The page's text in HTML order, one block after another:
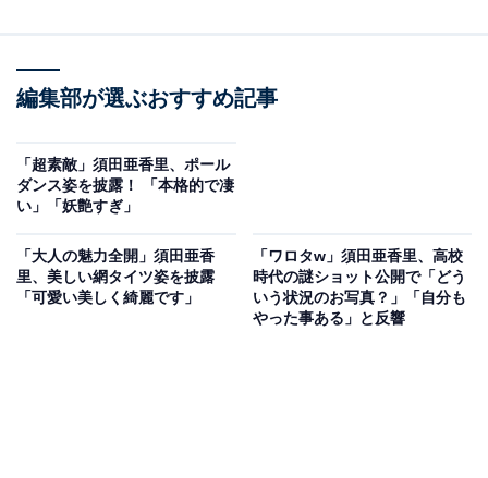
編集部が選ぶおすすめ記事
「超素敵」須田亜香里、ポール
ダンス姿を披露！ 「本格的で凄
い」「妖艶すぎ」
「大人の魅力全開」須田亜香
里、美しい網タイツ姿を披露
「可愛い美しく綺麗です」
「ワロタw」須田亜香里、高校
時代の謎ショット公開で「どう
いう状況のお写真？」「自分も
やった事ある」と反響